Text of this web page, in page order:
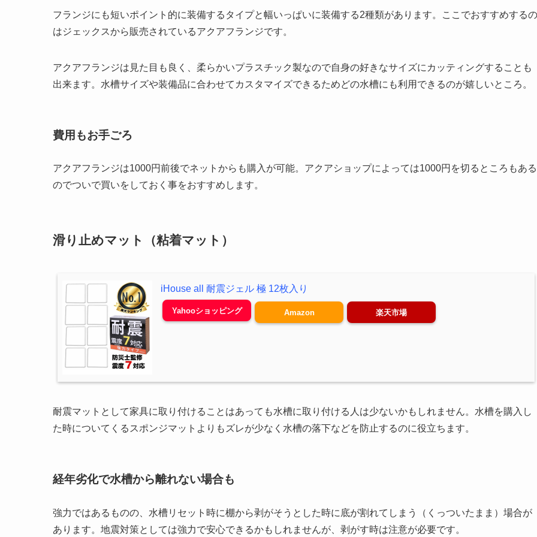
フランジにも短いポイント的に装備するタイプと幅いっぱいに装備する2種類があります。ここでおすすめするの
はジェックスから販売されているアクアフランジです。
アクアフランジは見た目も良く、柔らかいプラスチック製なので自身の好きなサイズにカッティングすることも
出来ます。水槽サイズや装備品に合わせてカスタマイズできるためどの水槽にも利用できるのが嬉しいところ。
費用もお手ごろ
アクアフランジは1000円前後でネットからも購入が可能。アクアショップによっては1000円を切るところもある
のでついで買いをしておく事をおすすめします。
滑り止めマット（粘着マット）
iHouse all 耐震ジェル 極 12枚入り
Yahooショッピング Amazon 楽天市場
耐震マットとして家具に取り付けることはあっても水槽に取り付ける人は少ないかもしれません。水槽を購入し
た時についてくるスポンジマットよりもズレが少なく水槽の落下などを防止するのに役立ちます。
経年劣化で水槽から離れない場合も
強力ではあるものの、水槽リセット時に棚から剥がそうとした時に底が割れてしまう（くっついたまま）場合が
あります。地震対策としては強力で安心できるかもしれませんが、剥がす時は注意が必要です。